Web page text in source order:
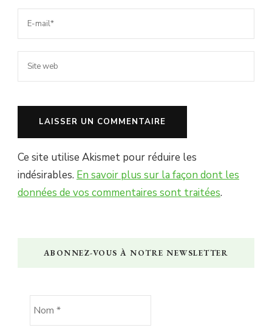
Ce site utilise Akismet pour réduire les
indésirables. En savoir plus sur la façon dont les
données de vos commentaires sont traitées.
ABONNEZ-VOUS À NOTRE NEWSLETTER